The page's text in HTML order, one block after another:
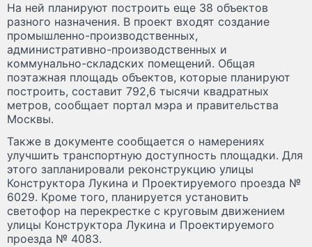
На ней планируют построить еще 38 объектов
разного назначения. В проект входят создание
промышленно-производственных,
административно-производственных и
коммунально-складских помещений. Общая
поэтажная площадь объектов, которые планируют
построить, составит 792,6 тысячи квадратных
метров, сообщает портал мэра и правительства
Москвы.
Также в документе сообщается о намерениях
улучшить транспортную доступность площадки. Для
этого запланировали реконструкцию улицы
Конструктора Лукина и Проектируемого проезда №
6029. Кроме того, планируется установить
светофор на перекрестке с круговым движением
улицы Конструктора Лукина и Проектируемого
проезда № 4083.